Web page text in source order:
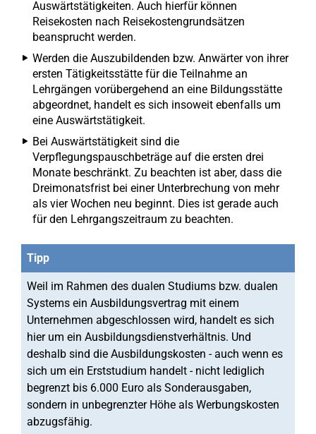
Auswärtstätigkeiten. Auch hierfür können
Reisekosten nach Reisekostengrundsätzen
beansprucht werden.
Werden die Auszubildenden bzw. Anwärter von ihrer
ersten Tätigkeitsstätte für die Teilnahme an
Lehrgängen vorübergehend an eine Bildungsstätte
abgeordnet, handelt es sich insoweit ebenfalls um
eine Auswärtstätigkeit.
Bei Auswärtstätigkeit sind die
Verpflegungspauschbeträge auf die ersten drei
Monate beschränkt. Zu beachten ist aber, dass die
Dreimonatsfrist bei einer Unterbrechung von mehr
als vier Wochen neu beginnt. Dies ist gerade auch
für den Lehrgangszeitraum zu beachten.
Tipp
Weil im Rahmen des dualen Studiums bzw. dualen
Systems ein Ausbildungsvertrag mit einem
Unternehmen abgeschlossen wird, handelt es sich
hier um ein Ausbildungsdienstverhältnis. Und
deshalb sind die Ausbildungskosten - auch wenn es
sich um ein Erststudium handelt - nicht lediglich
begrenzt bis 6.000 Euro als Sonderausgaben,
sondern in unbegrenzter Höhe als Werbungskosten
abzugsfähig.